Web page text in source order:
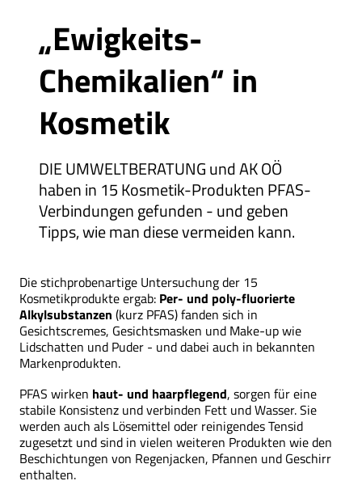
„Ewigkeits-
Chemikalien“ in
Kosmetik
DIE UMWELTBERATUNG und AK OÖ
haben in 15 Kosmetik-Produkten PFAS-
Verbindungen gefunden - und geben
Tipps, wie man diese vermeiden kann.
Die stichprobenartige Untersuchung der 15
Kosmetikprodukte ergab: Per- und poly-fluorierte
Alkylsubstanzen (kurz PFAS) fanden sich in
Gesichtscremes, Gesichtsmasken und Make-up wie
Lidschatten und Puder - und dabei auch in bekannten
Markenprodukten.
PFAS wirken haut- und haarpflegend, sorgen für eine
stabile Konsistenz und verbinden Fett und Wasser. Sie
werden auch als Lösemittel oder reinigendes Tensid
zugesetzt und sind in vielen weiteren Produkten wie den
Beschichtungen von Regenjacken, Pfannen und Geschirr
enthalten.